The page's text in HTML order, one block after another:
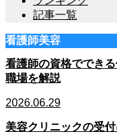
記事一覧
看護師美容
看護師の資格ででき
職場を解説
2026.06.29
美容クリニックの受